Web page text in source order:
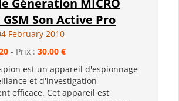
Géneration MICRO
GSM Son Active Pro
February 2010
- Prix : 30,00 €
est un appareil d'espionnage
et d'investigation
efficace. Cet appareil est